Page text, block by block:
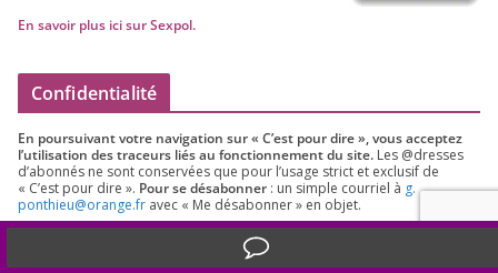
En savoir plus ici sur Sexpol.
Confidentialité
En pour­sui­vant votre navi­ga­tion sur « C’est pour dire », vous accep­tez
l’utilisation des tra­ceurs liés au fonc­tion­ne­ment du site. Les @dresses
d’a­bon­nés ne sont conser­vées que pour l’u­sage strict et exclu­sif de
« C’est pour dire ». Pour se désa­bon­ner : un simple cour­riel à g.​
ponthieu@​orange.​fr avec « Me désa­bon­ner » en objet.
Gérard Ponthieu